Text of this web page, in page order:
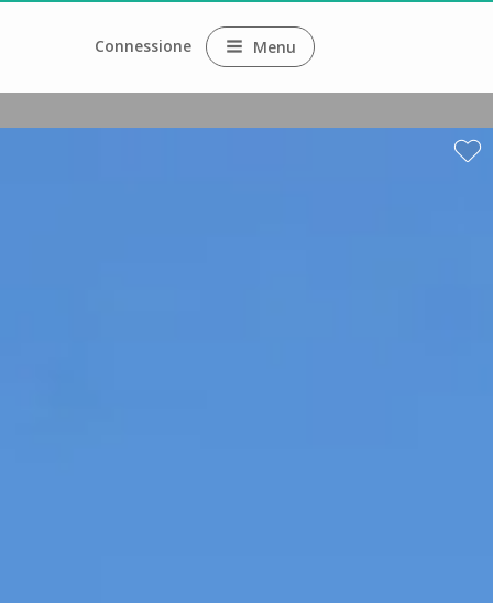
Connessione Menu